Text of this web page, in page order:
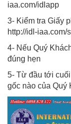
iaa.com/idlapp
3- Kiểm tra Giấy
http://idl-iaa.com/
4- Nếu Quý
đúng hẹn
5- Từ đầu tới
gốc nào của Quý